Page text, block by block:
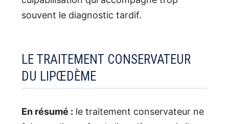
souvent le diagnostic tardif.
LE TRAITEMENT CONSERVATEUR
DU LIPŒDÈME
En résumé : le traitement conservateur ne